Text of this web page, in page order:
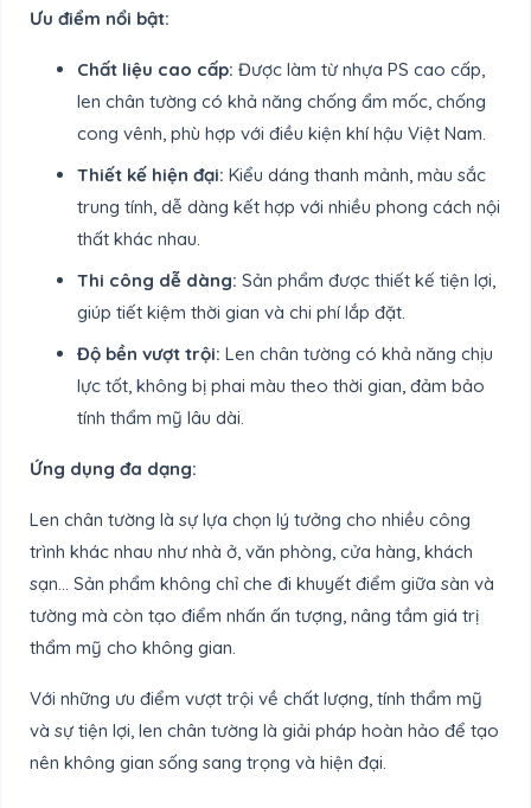
Ưu điểm nổi bật:
Chất liệu cao cấp: Được làm từ nhựa PS cao cấp,
len chân tường có khả năng chống ẩm mốc, chống
cong vênh, phù hợp với điều kiện khí hậu Việt Nam.
Thiết kế hiện đại: Kiểu dáng thanh mảnh, màu sắc
trung tính, dễ dàng kết hợp với nhiều phong cách nội
thất khác nhau.
Thi công dễ dàng: Sản phẩm được thiết kế tiện lợi,
giúp tiết kiệm thời gian và chi phí lắp đặt.
Độ bền vượt trội: Len chân tường có khả năng chịu
lực tốt, không bị phai màu theo thời gian, đảm bảo
tính thẩm mỹ lâu dài.
Ứng dụng đa dạng:
Len chân tường là sự lựa chọn lý tưởng cho nhiều công
trình khác nhau như nhà ở, văn phòng, cửa hàng, khách
sạn… Sản phẩm không chỉ che đi khuyết điểm giữa sàn và
tường mà còn tạo điểm nhấn ấn tượng, nâng tầm giá trị
thẩm mỹ cho không gian.
Với những ưu điểm vượt trội về chất lượng, tính thẩm mỹ
và sự tiện lợi, len chân tường là giải pháp hoàn hảo để tạo
nên không gian sống sang trọng và hiện đại.